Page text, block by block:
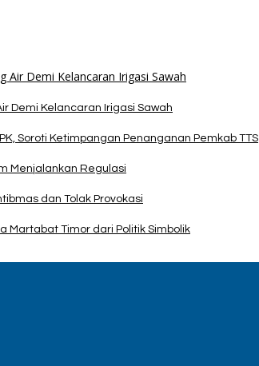
Demi Kelancaran Irigasi Sawah
Soroti Ketimpangan Penanganan Pemkab TTS
Menjalankan Regulasi
dan Tolak Provokasi
Martabat Timor dari Politik Simbolik